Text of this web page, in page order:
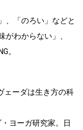
、「のろい」などと
わからない」、
。
ェーダは生き方の科
ヨーガ研究家。日